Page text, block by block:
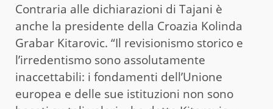
Contraria alle dichiarazioni di Tajani è
anche la presidente della Croazia Kolinda
Grabar Kitarovic. “Il revisionismo storico e
l’irredentismo sono assolutamente
inaccettabili: i fondamenti dell’Unione
europea e delle sue istituzioni non sono